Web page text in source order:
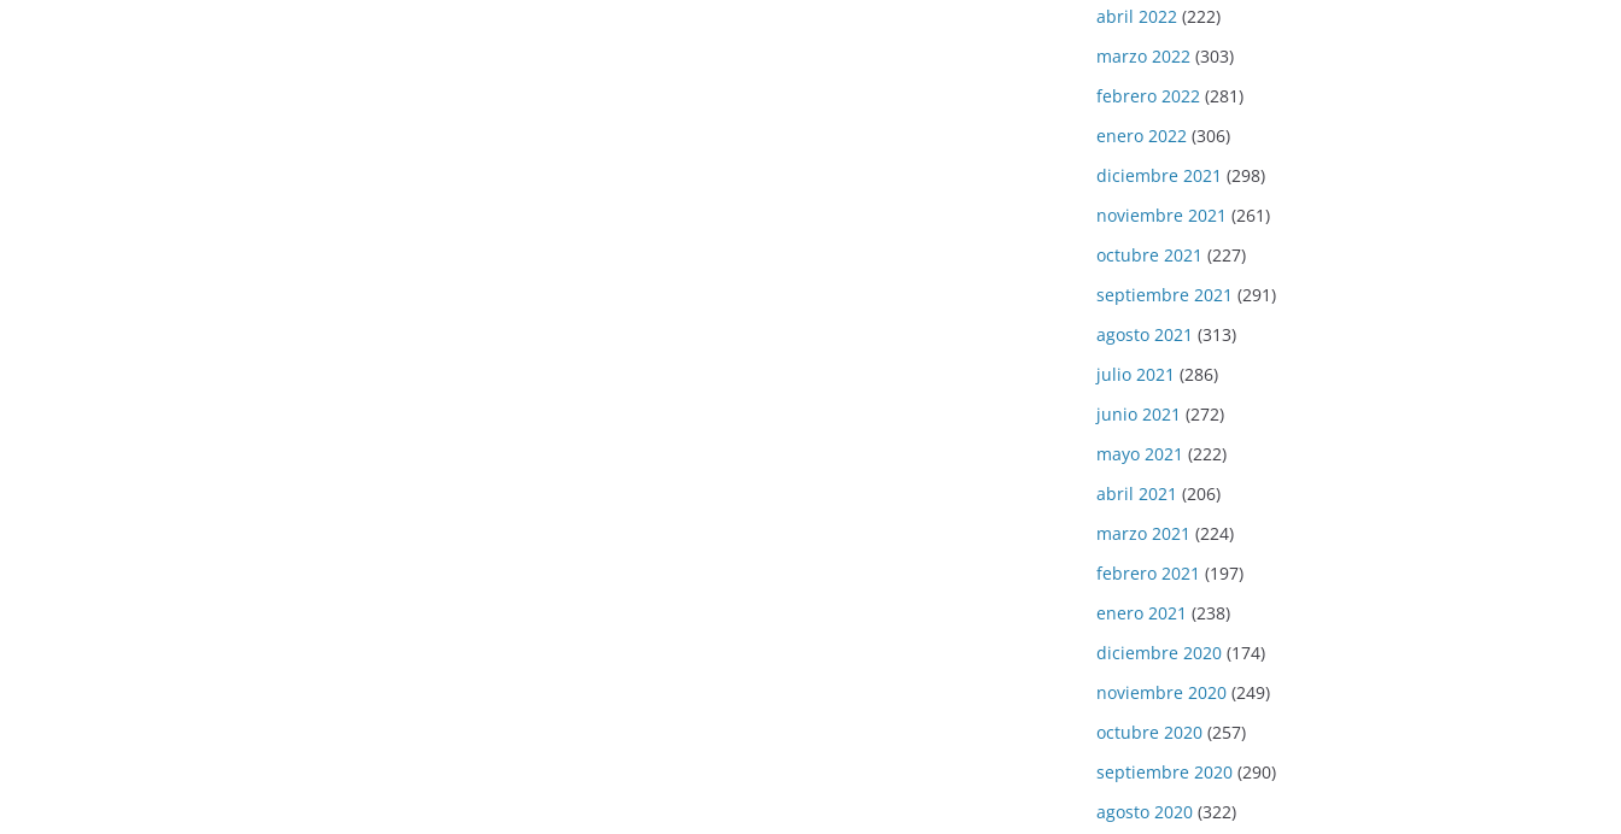
abril 2022 (222)
marzo 2022 (303)
febrero 2022 (281)
enero 2022 (306)
diciembre 2021 (298)
noviembre 2021 (261)
octubre 2021 (227)
septiembre 2021 (291)
agosto 2021 (313)
julio 2021 (286)
junio 2021 (272)
mayo 2021 (222)
abril 2021 (206)
marzo 2021 (224)
febrero 2021 (197)
enero 2021 (238)
diciembre 2020 (174)
noviembre 2020 (249)
octubre 2020 (257)
septiembre 2020 (290)
agosto 2020 (322)